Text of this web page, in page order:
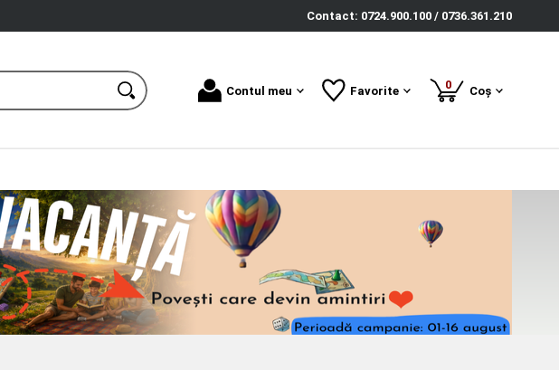
Contact: 0724.900.100 / 0736.361.210
Contul meu Favorite 0produse
Coș